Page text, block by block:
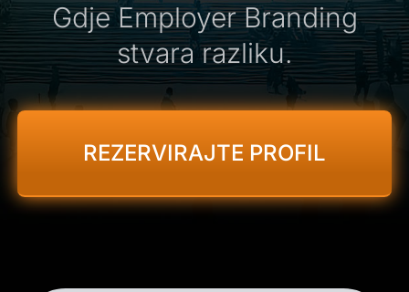
Gdje Employer Branding
stvara razliku.
REZERVIRAJTE PROFIL